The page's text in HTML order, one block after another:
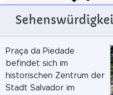
Praça da Piedade
befindet sich im
historischen Zentrum der
Stadt Salvador im